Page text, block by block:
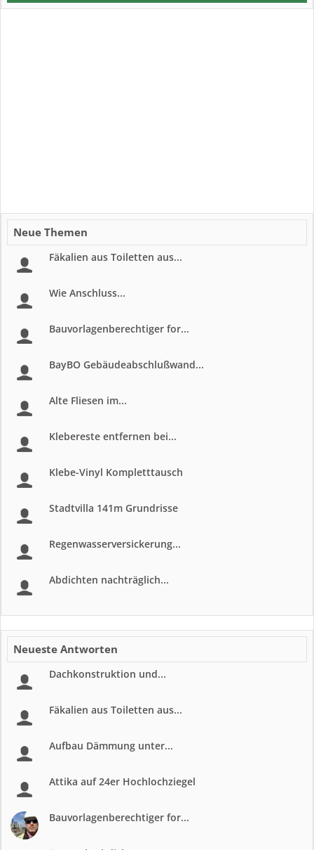
Neue Themen
Fäkalien aus Toiletten aus...
Wie Anschluss...
Bauvorlagenberechtiger for...
BayBO Gebäudeabschlußwand...
Alte Fliesen im...
Klebereste entfernen bei...
Klebe-Vinyl Kompletttausch
Stadtvilla 141m Grundrisse
Regenwasserversickerung...
Abdichten nachträglich...
Neueste Antworten
Dachkonstruktion und...
Fäkalien aus Toiletten aus...
Aufbau Dämmung unter...
Attika auf 24er Hochlochziegel
Bauvorlagenberechtiger for...